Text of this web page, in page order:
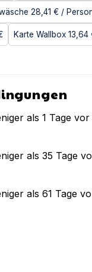
28,41 € /
Karte Wallbox 13,64
als 1 Tage
als 35 Tage
als 61 Tage